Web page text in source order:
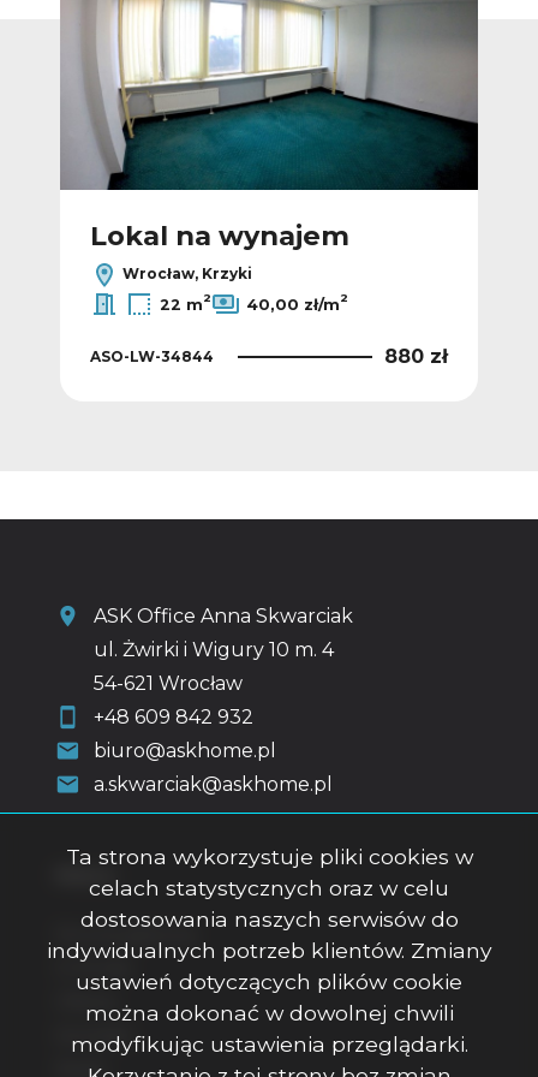
Lokal na wynajem
Wrocław, Krzyki
22 m2 40,00 zł/m2
ASO-LW-34844 880 zł
ASK Office Anna Skwarciak
ul. Żwirki i Wigury 10 m. 4
54-621 Wrocław
+48 609 842 932
biuro@askhome.pl
a.skwarciak@askhome.pl
Strona główna
O firmie
Kontakt
Rodo
Ta strona wykorzystuje pliki cookies w
celach statystycznych oraz w celu
dostosowania naszych serwisów do
indywidualnych potrzeb klientów. Zmiany
ustawień dotyczących plików cookie
można dokonać w dowolnej chwili
modyfikując ustawienia przeglądarki.